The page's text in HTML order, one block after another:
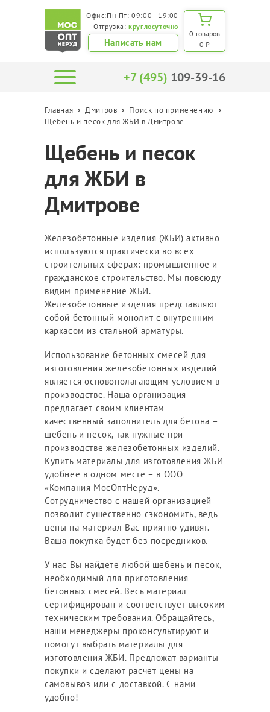
Офис:Пн-Пт: 09:00 - 19:00
Отгрузка:круглосуточно
Написать нам
0 товаров
0 ₽
+7 (495) 109-39-16
Главная Дмитров
Поиск по применению
Щебень и песок для ЖБИ в Дмитрове
Щебень и песок
для ЖБИ в
Дмитрове
Железобетонные изделия (ЖБИ) активно
используются практически во всех
строительных сферах: промышленное и
гражданское строительство. Мы повсюду
видим применение ЖБИ.
Железобетонные изделия представляют
собой бетонный монолит с внутренним
каркасом из стальной арматуры.
Использование бетонных смесей для
изготовления железобетонных изделий
является основополагающим условием в
производстве. Наша организация
предлагает своим клиентам
качественный заполнитель для бетона –
щебень и песок, так нужные при
производстве железобетонных изделий.
Купить материалы для изготовления ЖБИ
удобнее в одном месте – в ООО
«Компания МосОптНеруд».
Сотрудничество с нашей организацией
позволит существенно сэкономить, ведь
цены на материал Вас приятно удивят.
Ваша покупка будет без посредников.
У нас Вы найдете любой щебень и песок,
необходимый для приготовления
бетонных смесей. Весь материал
сертифицирован и соответствует высоким
техническим требования. Обращайтесь,
наши менеджеры проконсультируют и
помогут выбрать материалы для
изготовления ЖБИ. Предложат варианты
покупки и сделают расчет цены на
самовывоз или с доставкой. С нами
удобно!